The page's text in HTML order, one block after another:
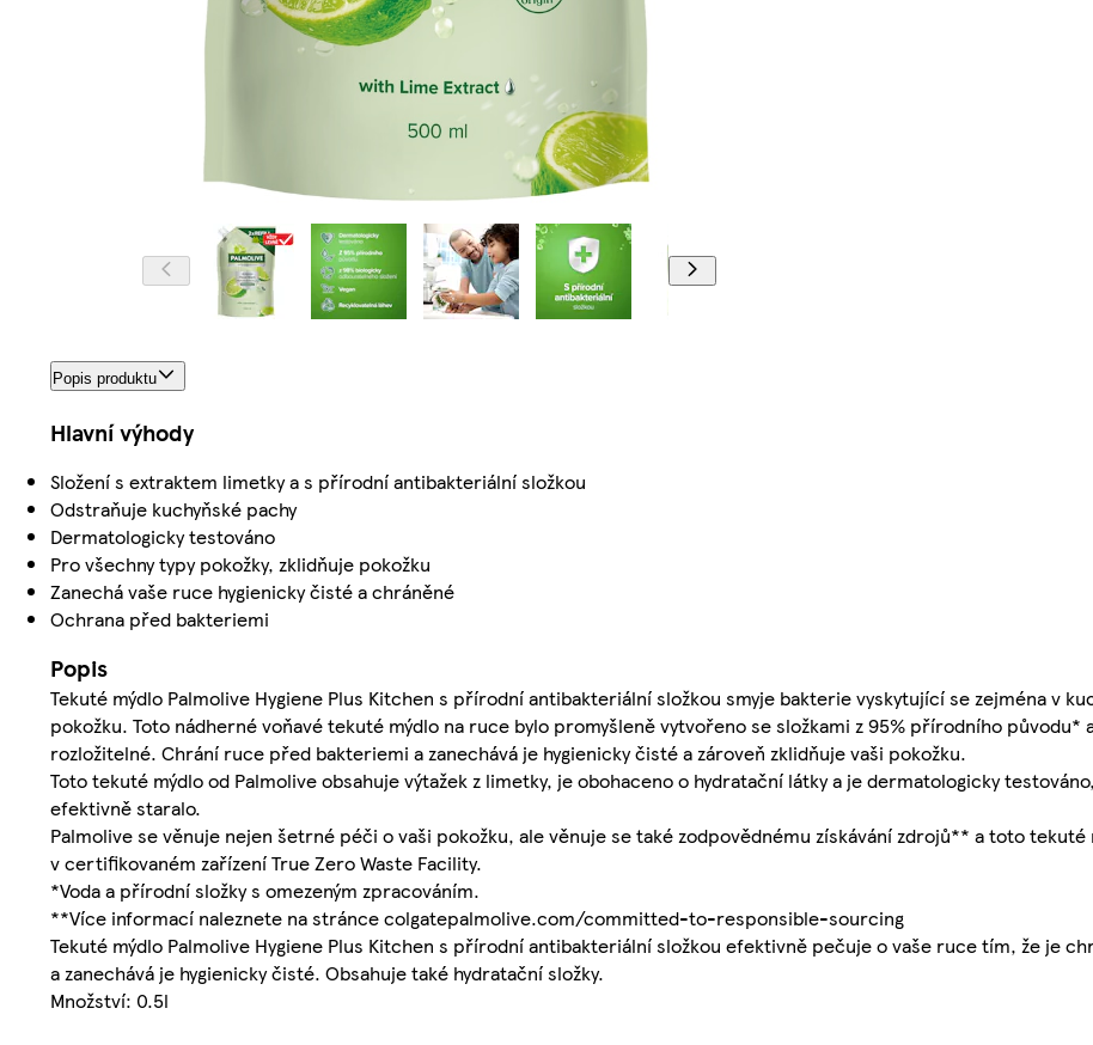
Popis produktu
Hlavní výhody
Složení s extraktem limetky a s přírodní antibakteriální složkou
Odstraňuje kuchyňské pachy
Dermatologicky testováno
Pro všechny typy pokožky, zklidňuje pokožku
Zanechá vaše ruce hygienicky čisté a chráněné
Ochrana před bakteriemi
Popis
Tekuté mýdlo Palmolive Hygiene Plus Kitchen s přírodní antibakteriální složkou smyje bakterie vyskytující se zejména v
pokožku. Toto nádherné voňavé tekuté mýdlo na ruce bylo promyšleně vytvořeno se složkami z 95% přírodního původu*
rozložitelné. Chrání ruce před bakteriemi a zanechává je hygienicky čisté a zároveň zklidňuje vaši pokožku.
Toto tekuté mýdlo od Palmolive obsahuje výtažek z limetky, je obohaceno o hydratační látky a je dermatologicky
efektivně staralo.
Palmolive se věnuje nejen šetrné péči o vaši pokožku, ale věnuje se také zodpovědnému získávání zdrojů** a toto tekuté
v certifikovaném zařízení True Zero Waste Facility.
*Voda a přírodní složky s omezeným zpracováním.
**Více informací naleznete na stránce colgatepalmolive.com/committed-to-responsible-sourcing
Tekuté mýdlo Palmolive Hygiene Plus Kitchen s přírodní antibakteriální složkou efektivně pečuje o vaše ruce tím, že je
a zanechává je hygienicky čisté. Obsahuje také hydratační složky.
Množství: 0.5l